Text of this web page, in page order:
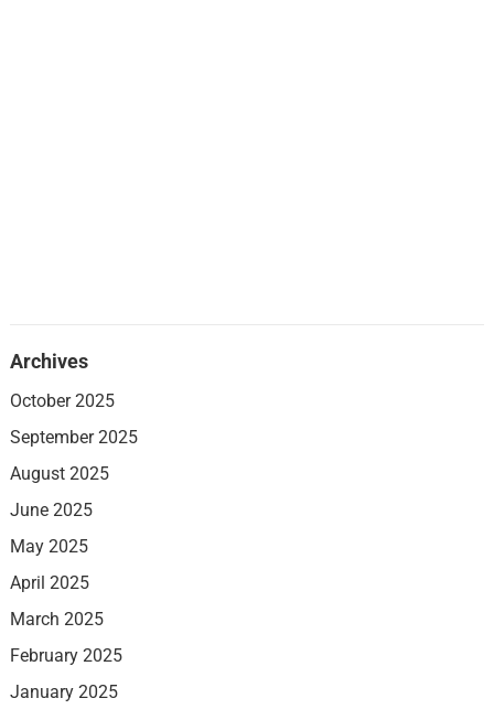
Archives
October 2025
September 2025
August 2025
June 2025
May 2025
April 2025
March 2025
February 2025
January 2025